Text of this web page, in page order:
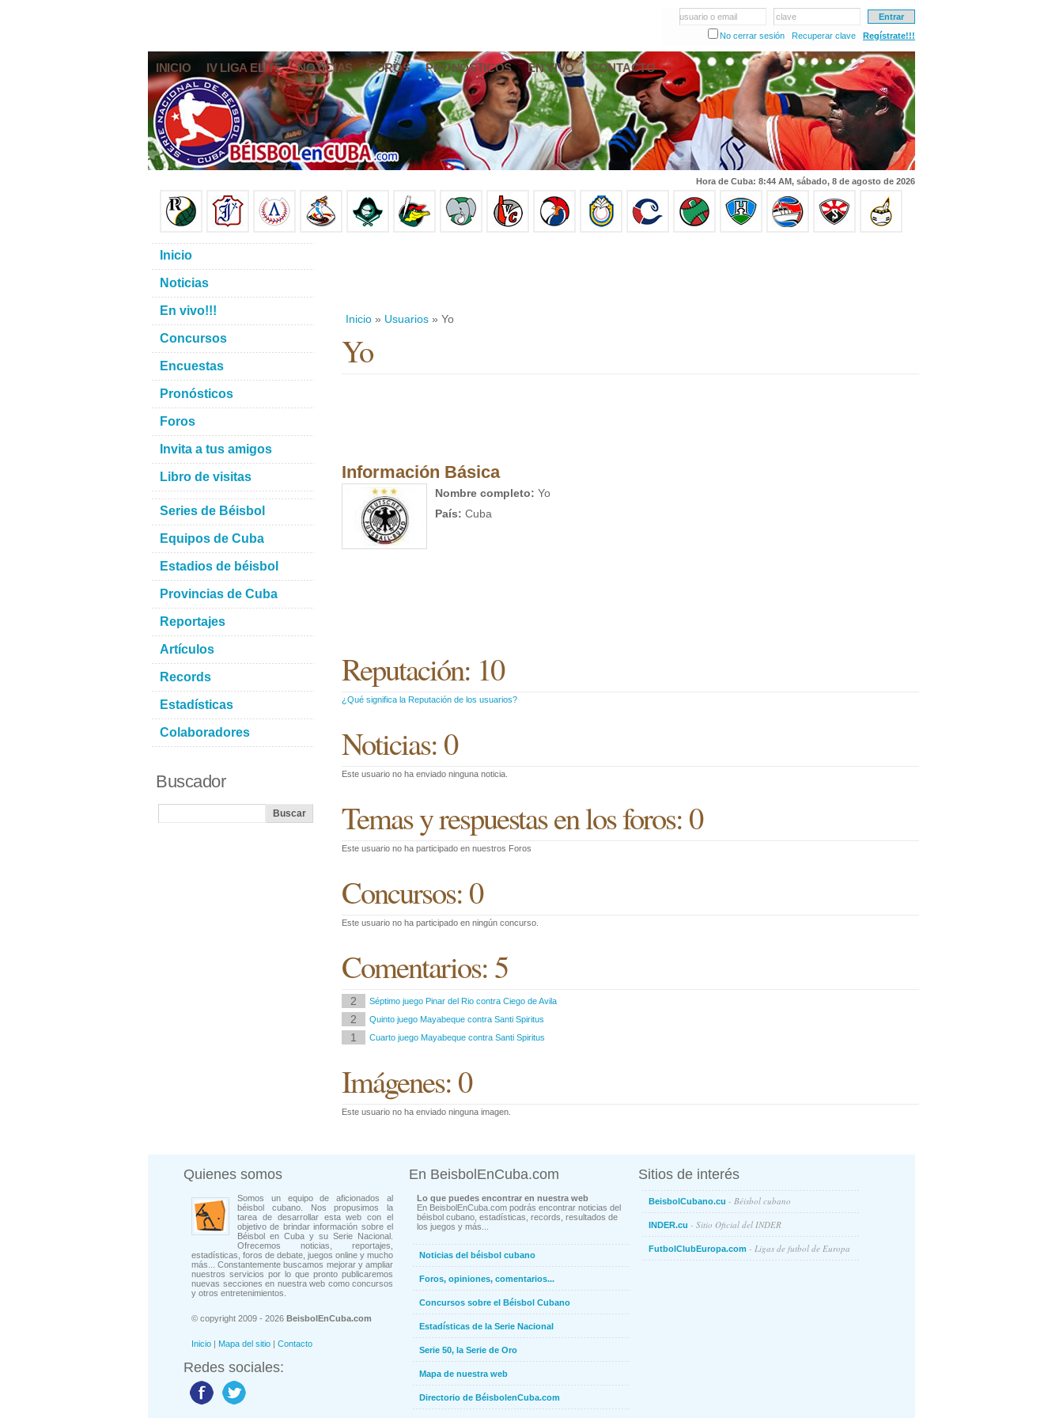
usuario o email
clave
No cerrar sesión
Recuperar clave Regístrate!!!
INICIO IV LIGA ELITE NOTICIAS FOROS PRONÓSTICOS EN VIVO CONTACTO
Hora de Cuba: 8:44 AM, sábado, 8 de agosto de 2026
Inicio » Usuarios » Yo
Yo
Información Básica
Nombre completo: Yo
País: Cuba
Reputación: 10
¿Qué significa la Reputación de los usuarios?
Noticias: 0
Este usuario no ha enviado ninguna noticia.
Temas y respuestas en los foros: 0
Este usuario no ha participado en nuestros Foros
Concursos: 0
Este usuario no ha participado en ningún concurso.
Comentarios: 5
2 Séptimo juego Pinar del Rio contra Ciego de Avila
2 Quinto juego Mayabeque contra Santi Spiritus
1 Cuarto juego Mayabeque contra Santi Spiritus
Imágenes: 0
Este usuario no ha enviado ninguna imagen.
Inicio
Noticias
En vivo!!!
Concursos
Encuestas
Pronósticos
Foros
Invita a tus amigos
Libro de visitas
Series de Béisbol
Equipos de Cuba
Estadios de béisbol
Provincias de Cuba
Reportajes
Artículos
Records
Estadísticas
Colaboradores
Buscador
Quienes somos
Somos un equipo de aficionados al
béisbol cubano. Nos propusimos la
tarea de desarrollar esta web con el
objetivo de brindar información sobre el
Béisbol en Cuba y su Serie Nacional.
Ofrecemos noticias, reportajes,
estadísticas, foros de debate, juegos online y mucho
más... Constantemente buscamos mejorar y ampliar
nuestros servicios por lo que pronto publicaremos
nuevas secciones en nuestra web como concursos
y otros entretenimientos.
© copyright 2009 - 2026 BeisbolEnCuba.com
Inicio | Mapa del sitio | Contacto
Redes sociales:
En BeisbolEnCuba.com
Lo que puedes encontrar en nuestra web
En BeisbolEnCuba.com podrás encontrar noticias del
béisbol cubano, estadísticas, records, resultados de
los juegos y más...
Noticias del béisbol cubano
Foros, opiniones, comentarios...
Concursos sobre el Béisbol Cubano
Estadísticas de la Serie Nacional
Serie 50, la Serie de Oro
Mapa de nuestra web
Directorio de BéisbolenCuba.com
Sitios de interés
BeisbolCubano.cu - Béisbol cubano
INDER.cu - Sitio Oficial del INDER
FutbolClubEuropa.com - Ligas de futbol de Europa